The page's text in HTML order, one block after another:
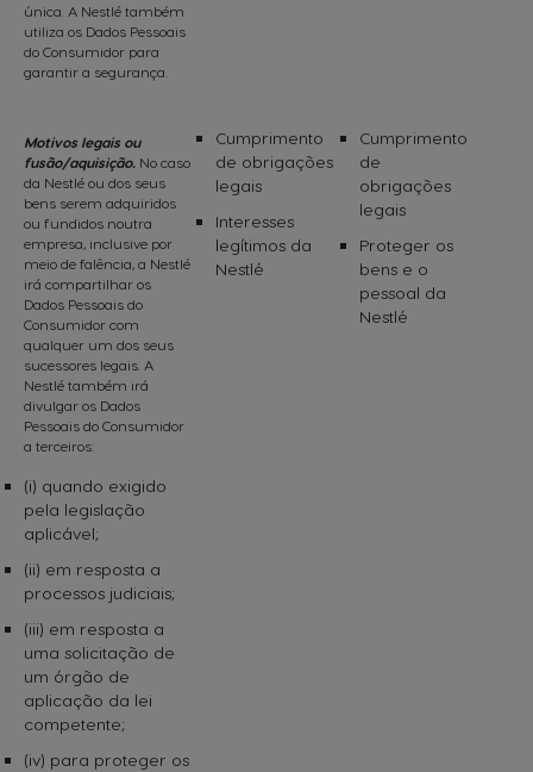
única. A Nestlé também
utiliza os Dados Pessoais
do Consumidor para
garantir a segurança.
Motivos legais ou
fusão/aquisição. No caso
da Nestlé ou dos seus
bens serem adquiridos
ou fundidos noutra
empresa, inclusive por
meio de falência, a Nestlé
irá compartilhar os
Dados Pessoais do
Consumidor com
qualquer um dos seus
sucessores legais. A
Nestlé também irá
divulgar os Dados
Pessoais do Consumidor
a terceiros:
(i) quando exigido
pela legislação
aplicável;
(ii) em resposta a
processos judiciais;
(iii) em resposta a
uma solicitação de
um órgão de
aplicação da lei
competente;
(iv) para proteger os
Cumprimento
de obrigações
legais
Interesses
legítimos da
Nestlé
Cumprimento
de
obrigações
legais
Proteger os
bens e o
pessoal da
Nestlé